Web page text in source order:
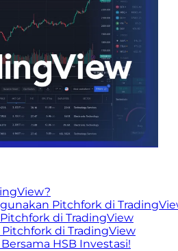
Pitchfork di
di TradingView
di TradingView
HSB Investasi!